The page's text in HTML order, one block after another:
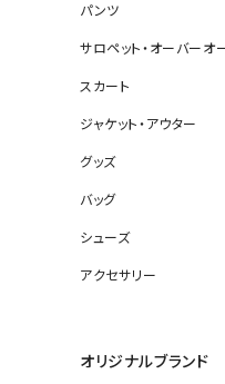
パンツ
サロペット・オーバーオ
スカート
ジャケット・アウター
グッズ
バッグ
シューズ
アクセサリー
オリジナルブランド